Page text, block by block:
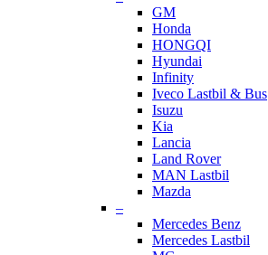
GM
Honda
HONGQI
Hyundai
Infinity
Iveco Lastbil & Bus
Isuzu
Kia
Lancia
Land Rover
MAN Lastbil
Mazda
–
Mercedes Benz
Mercedes Lastbil